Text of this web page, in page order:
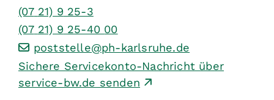
(07 21) 9 25-3
(07 21) 9 25-40 00
poststelle@ph-karlsruhe.de
Sichere Servicekonto-Nachricht über
service-bw.de senden